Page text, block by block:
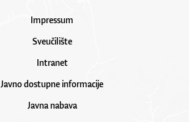
Impressum
Sveučilište
Intranet
Javno dostupne informacije
Javna nabava